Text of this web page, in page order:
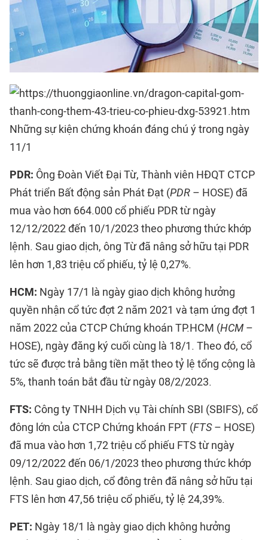
Những sự kiện chứng khoán đáng chú ý trong ngày
11/1
PDR: Ông Đoàn Viết Đại Từ, Thành viên HĐQT CTCP
Phát triển Bất động sản Phát Đạt (PDR – HOSE) đã
mua vào hơn 664.000 cổ phiếu PDR từ ngày
12/12/2022 đến 10/1/2023 theo phương thức khớp
lệnh. Sau giao dịch, ông Từ đã nâng sở hữu tại PDR
lên hơn 1,83 triệu cổ phiếu, tỷ lệ 0,27%.
HCM: Ngày 17/1 là ngày giao dịch không hưởng
quyền nhận cổ tức đợt 2 năm 2021 và tạm ứng đợt 1
năm 2022 của CTCP Chứng khoán TP.HCM (HCM –
HOSE), ngày đăng ký cuối cùng là 18/1. Theo đó, cổ
tức sẽ được trả bằng tiền mặt theo tỷ lệ tổng cộng là
5%, thanh toán bắt đầu từ ngày 08/2/2023.
FTS: Công ty TNHH Dịch vụ Tài chính SBI (SBIFS), cổ
đông lớn của CTCP Chứng khoán FPT (FTS– HOSE)
đã mua vào hơn 1,72 triệu cổ phiếu FTS từ ngày
09/12/2022 đến 06/1/2023 theo phương thức khớp
lệnh. Sau giao dịch, cổ đông trên đã nâng sở hữu tại
FTS lên hơn 47,56 triệu cổ phiếu, tỷ lệ 24,39%.
PET: Ngày 18/1 là ngày giao dịch không hưởng